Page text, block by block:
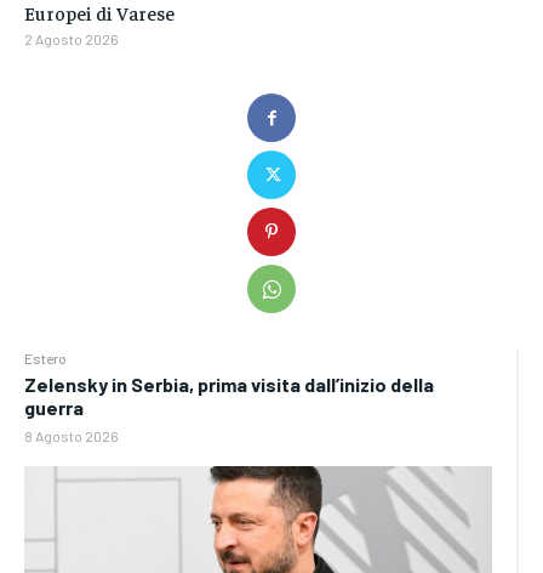
Estero
Zelensky in Serbia, prima visita dall’inizio della
guerra
8 Agosto 2026
Europei di Varese
2 Agosto 2026